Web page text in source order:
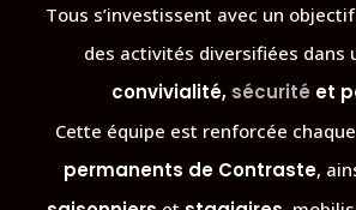
Tous s’investissent avec un
des activités diversifiées dans
convivialité, sécurité et
Cette équipe est renforcée
permanents de Contraste,